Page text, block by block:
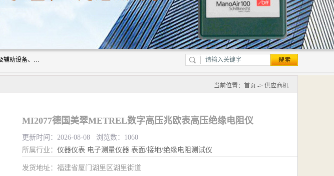
厦门欣锐仪器仪表有限公司成立于2006年，位于厦门市湖里区。公司主营五金产品、电气设备、计算机及辅助设备、通讯设备的批发与零售，同时涉及乐器、照相器材等文化用品的销售。此外，公司还提供通用设备、电气设备、仪器仪表的修理服务，以及信息系统集成、信息技术咨询、数据处理和存储等技术支持。公司致力于为客户提供全面的产品和服务，满足多样化的市场需求。
当前位置： 首页 -> 供应商机
MI2077德国美翠METREL数字高压兆欧表高压绝缘电阻仪
更新时间：2026-08-08 浏览数：1060
所属行业： 仪器仪表 电子测量仪器 表面/接地/绝缘电阻测试仪
发货地址：福建省厦门湖里区湖里街道